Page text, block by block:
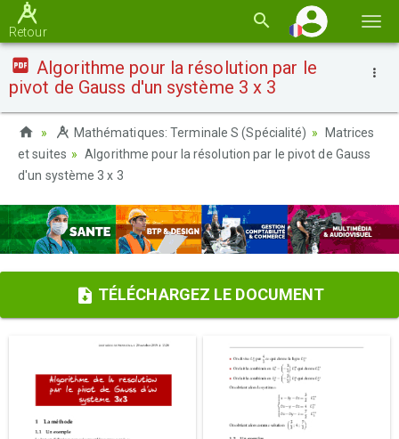
la
Retour
Algorithme pour la résolution par le
pivot de Gauss d'un système 3 x 3
Mathématiques: Terminale S (Spécialité)
Matrices
et suites
Algorithme pour la résolution par le pivot de Gauss
d'un système 3 x 3
TÉLÉCHARGEZ LE DOCUMENT